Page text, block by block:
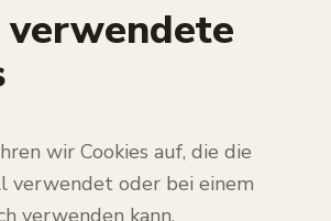
wir Cookies auf, die die
verwendet oder bei einem
verwenden kann.